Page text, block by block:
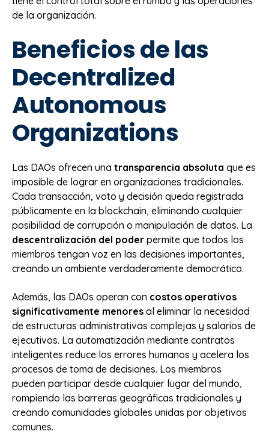
de la organización.
Beneficios de las
Decentralized
Autonomous
Organizations
Las DAOs ofrecen una transparencia absoluta que es
imposible de lograr en organizaciones tradicionales.
Cada transacción, voto y decisión queda registrada
públicamente en la blockchain, eliminando cualquier
posibilidad de corrupción o manipulación de datos. La
descentralización del poder permite que todos los
miembros tengan voz en las decisiones importantes,
creando un ambiente verdaderamente democrático.
Además, las DAOs operan con costos operativos
significativamente menores al eliminar la necesidad
de estructuras administrativas complejas y salarios de
ejecutivos. La automatización mediante contratos
inteligentes reduce los errores humanos y acelera los
procesos de toma de decisiones. Los miembros
pueden participar desde cualquier lugar del mundo,
rompiendo las barreras geográficas tradicionales y
creando comunidades globales unidas por objetivos
comunes.